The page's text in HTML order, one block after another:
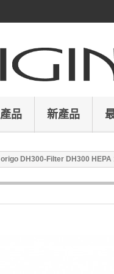
產品 新產品
origo DH300-Filter DH300 HEPA